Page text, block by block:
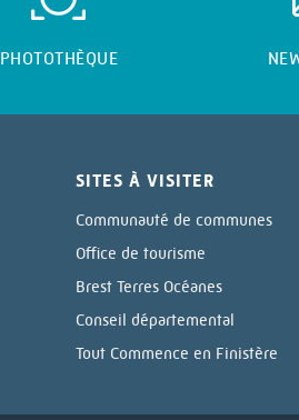
PHOTOTHÈQUE
SITES À VISITER
Communauté de communes
Office de tourisme
Brest Terres Océanes
Conseil départemental
Tout Commence en Finistère